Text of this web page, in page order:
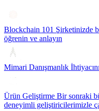
Blockchain 101 Şirketinizde
öğrenin ve anlayın
Mimari Danışmanlık
Ürün Geliştirme Bir sonraki
deneyimli geliştiricilerimizle